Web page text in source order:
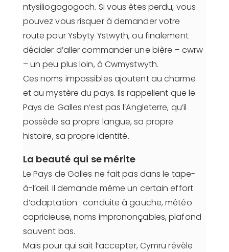
ntysiliogogogoch. Si vous êtes perdu, vous
pouvez vous risquer à demander votre
route pour Ysbyty Ystwyth, ou finalement
décider d’aller commander une bière – cwrw
– un peu plus loin, à Cwmystwyth.
Ces noms impossibles ajoutent au charme
et au mystère du pays. Ils rappellent que le
Pays de Galles n’est pas l’Angleterre, qu’il
possède sa propre langue, sa propre
histoire, sa propre identité.
La beauté qui se mérite
Le Pays de Galles ne fait pas dans le tape-
à-l’œil. Il demande même un certain effort
d’adaptation : conduite à gauche, météo
capricieuse, noms imprononçables, plafond
souvent bas.
Mais pour qui sait l’accepter, Cymru révèle